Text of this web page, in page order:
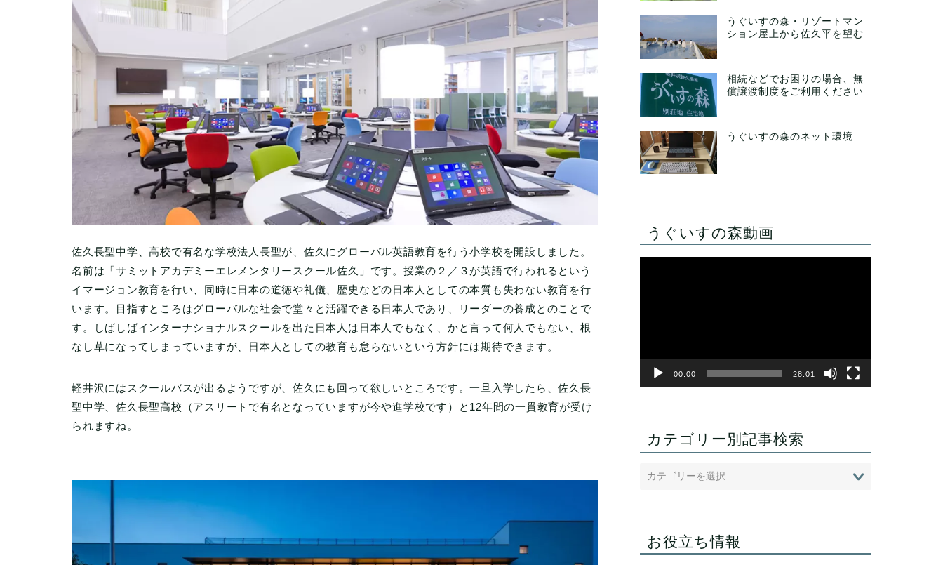
佐久長聖中学、高校で有名な学校法人長聖が、佐久にグローバル英語教育を行う小学校を開設しました。
名前は「サミットアカデミーエレメンタリースクール佐久」です。授業の２／３が英語で行われるという
イマージョン教育を行い、同時に日本の道徳や礼儀、歴史などの日本人としての本質も失わない教育を行
います。目指すところはグローバルな社会で堂々と活躍できる日本人であり、リーダーの養成とのことで
す。しばしばインターナショナルスクールを出た日本人は日本人でもなく、かと言って何人でもない、根
なし草になってしまっていますが、日本人としての教育も怠らないという方針には期待できます。
軽井沢にはスクールバスが出るようですが、佐久にも回って欲しいところです。一旦入学したら、佐久長
聖中学、佐久長聖高校（アスリートで有名となっていますが今や進学校です）と12年間の一貫教育が受け
られますね。
うぐいすの森・リゾートマン
ション屋上から佐久平を望む
相続などでお困りの場合、無
償譲渡制度をご利用ください
うぐいすの森のネット環境
うぐいすの森動画
00:00 28:01
カテゴリー別記事検索
お役立ち情報